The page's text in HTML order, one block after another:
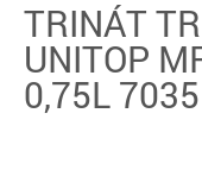
TRINÁT
UNITOP
0,75L